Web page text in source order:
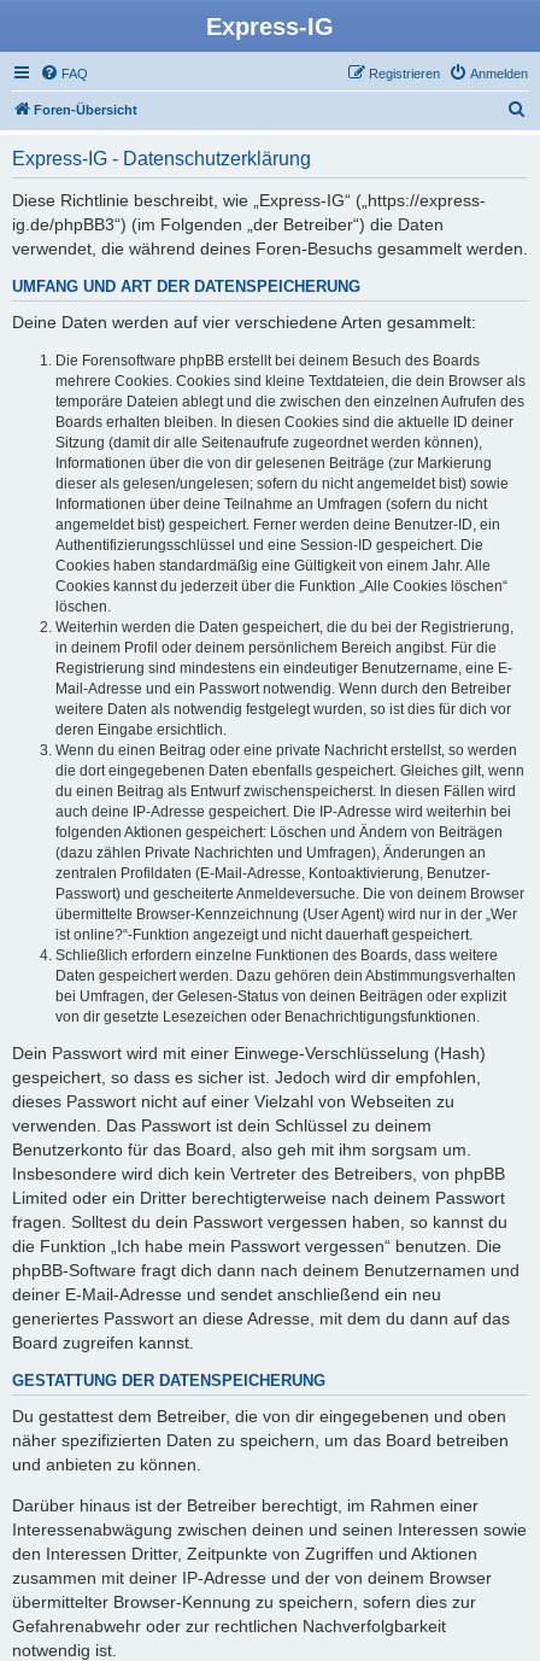
Express-IG
FAQ Anmelden
Registrieren
Foren-Übersicht
Express-IG - Datenschutzerklärung
Diese Richtlinie beschreibt, wie „Express-IG“ („https://express-
ig.de/phpBB3“) (im Folgenden „der Betreiber“) die Daten
verwendet, die während deines Foren-Besuchs gesammelt werden.
UMFANG UND ART DER DATENSPEICHERUNG
Deine Daten werden auf vier verschiedene Arten gesammelt:
Die Forensoftware phpBB erstellt bei deinem Besuch des Boards
mehrere Cookies. Cookies sind kleine Textdateien, die dein Browser als
temporäre Dateien ablegt und die zwischen den einzelnen Aufrufen des
Boards erhalten bleiben. In diesen Cookies sind die aktuelle ID deiner
Sitzung (damit dir alle Seitenaufrufe zugeordnet werden können),
Informationen über die von dir gelesenen Beiträge (zur Markierung
dieser als gelesen/ungelesen; sofern du nicht angemeldet bist) sowie
Informationen über deine Teilnahme an Umfragen (sofern du nicht
angemeldet bist) gespeichert. Ferner werden deine Benutzer-ID, ein
Authentifizierungsschlüssel und eine Session-ID gespeichert. Die
Cookies haben standardmäßig eine Gültigkeit von einem Jahr. Alle
Cookies kannst du jederzeit über die Funktion „Alle Cookies löschen“
löschen.
Weiterhin werden die Daten gespeichert, die du bei der Registrierung,
in deinem Profil oder deinem persönlichem Bereich angibst. Für die
Registrierung sind mindestens ein eindeutiger Benutzername, eine E-
Mail-Adresse und ein Passwort notwendig. Wenn durch den Betreiber
weitere Daten als notwendig festgelegt wurden, so ist dies für dich vor
deren Eingabe ersichtlich.
Wenn du einen Beitrag oder eine private Nachricht erstellst, so werden
die dort eingegebenen Daten ebenfalls gespeichert. Gleiches gilt, wenn
du einen Beitrag als Entwurf zwischenspeicherst. In diesen Fällen wird
auch deine IP-Adresse gespeichert. Die IP-Adresse wird weiterhin bei
folgenden Aktionen gespeichert: Löschen und Ändern von Beiträgen
(dazu zählen Private Nachrichten und Umfragen), Änderungen an
zentralen Profildaten (E-Mail-Adresse, Kontoaktivierung, Benutzer-
Passwort) und gescheiterte Anmeldeversuche. Die von deinem Browser
übermittelte Browser-Kennzeichnung (User Agent) wird nur in der „Wer
ist online?“-Funktion angezeigt und nicht dauerhaft gespeichert.
Schließlich erfordern einzelne Funktionen des Boards, dass weitere
Daten gespeichert werden. Dazu gehören dein Abstimmungsverhalten
bei Umfragen, der Gelesen-Status von deinen Beiträgen oder explizit
von dir gesetzte Lesezeichen oder Benachrichtigungsfunktionen.
Dein Passwort wird mit einer Einwege-Verschlüsselung (Hash)
gespeichert, so dass es sicher ist. Jedoch wird dir empfohlen,
dieses Passwort nicht auf einer Vielzahl von Webseiten zu
verwenden. Das Passwort ist dein Schlüssel zu deinem
Benutzerkonto für das Board, also geh mit ihm sorgsam um.
Insbesondere wird dich kein Vertreter des Betreibers, von phpBB
Limited oder ein Dritter berechtigterweise nach deinem Passwort
fragen. Solltest du dein Passwort vergessen haben, so kannst du
die Funktion „Ich habe mein Passwort vergessen“ benutzen. Die
phpBB-Software fragt dich dann nach deinem Benutzernamen und
deiner E-Mail-Adresse und sendet anschließend ein neu
generiertes Passwort an diese Adresse, mit dem du dann auf das
Board zugreifen kannst.
GESTATTUNG DER DATENSPEICHERUNG
Du gestattest dem Betreiber, die von dir eingegebenen und oben
näher spezifizierten Daten zu speichern, um das Board betreiben
und anbieten zu können.
Darüber hinaus ist der Betreiber berechtigt, im Rahmen einer
Interessenabwägung zwischen deinen und seinen Interessen sowie
den Interessen Dritter, Zeitpunkte von Zugriffen und Aktionen
zusammen mit deiner IP-Adresse und der von deinem Browser
übermittelter Browser-Kennung zu speichern, sofern dies zur
Gefahrenabwehr oder zur rechtlichen Nachverfolgbarkeit
notwendig ist.